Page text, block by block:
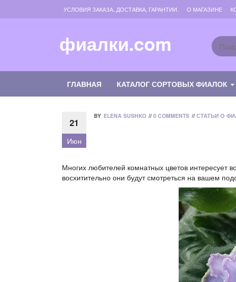
УСЛОВИЯ ЗАКАЗА, ДОСТАВКА, ГАРАНТИИ. О МАГАЗИНЕ
фиалки.com
ГЛАВНАЯ КАТАЛОГ СОРТОВЫХ ФИАЛОК
21
Июн
BY ELENA SUSHKO // 0 COMMENTS // СТАТЬИ О
Многих любителей комнатных цветов интересует
восхитительно они будут смотреться на вашем